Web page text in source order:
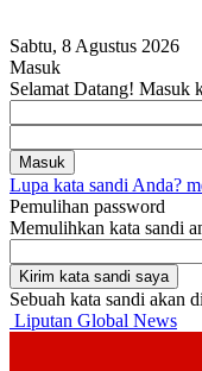
Sabtu, 8 Agustus 2026
Masuk
Selamat Datang! Masuk
Lupa kata sandi Anda?
Pemulihan password
Memulihkan kata sandi
Sebuah kata sandi akan
Liputan Global News